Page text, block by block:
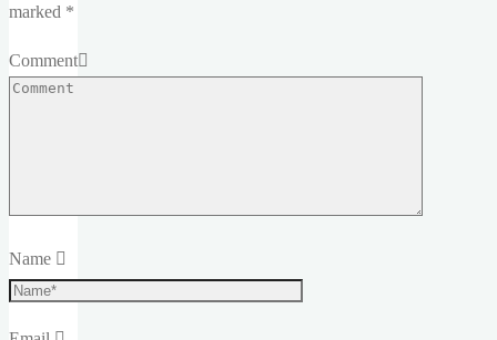
marked *
Comment
Name